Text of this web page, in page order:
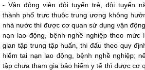
- Vận động viên đội tuyển trẻ, đội tuyển
thành phố trực thuộc trung ương không
nhà nướcthì được cơ quan sử dụng vận
nạn lao động, bệnh nghề nghiệp theo
gian tập trung tập huấn, thi đấu theo quy
hiểm tai nạn lao động, bệnh nghề nghiệp;
tập chưa tham gia bảo hiểm y tế thì được cơ